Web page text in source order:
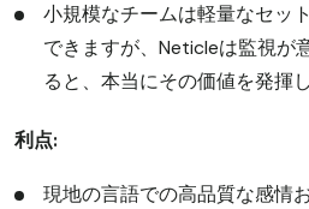
小規模なチームは軽量なセッ
できますが、Neticleは監視が
ると、本当にその価値を発揮し
利点:
現地の言語での高品質な感情